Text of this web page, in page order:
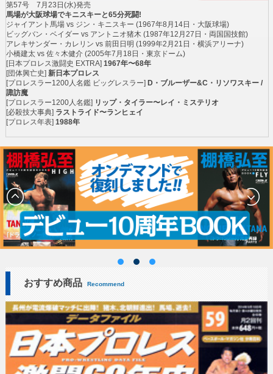
第57号7月23日(水)発売
馬場が大阪球場でキニスキーと65分死闘!
ジャイアント馬場 vs ジン・キニスキー (1967年8月14日・大阪球場)
ビッグバン・ベイダー vs アントニオ猪木 (1987年12月27日・両国国技館)
アレキサンダー・カレリン vs 前田日明 (1999年2月21日・横浜アリーナ)
小橋建太 vs 佐々木健介 (2005年7月18日・東京ドーム)
[日本プロレス激闘史 EXTRA] 1967年〜68年
[団体興亡史] 新日本プロレス
[プロレスラー1200人名鑑 ビッグレスラー] D・ブルーザー&C・リソワスキー /
諏訪魔
[プロレスラー1200人名鑑] リップ・タイラー〜レイ・ミステリオ
[必殺技大事典] ラストライド〜ランヒェイ
[プロレス年表] 1988年
おすすめ商品 Recommend